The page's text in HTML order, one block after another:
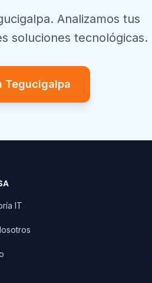
. Analizamos tus
soluciones tecnológicas.
Tegucigalpa
IT